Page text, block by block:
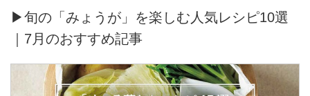
▶旬の「みょうが」を楽しむ人気レシピ10選
｜7月のおすすめ記事